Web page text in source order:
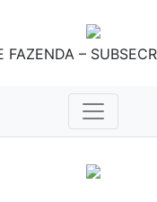
FAZENDA –